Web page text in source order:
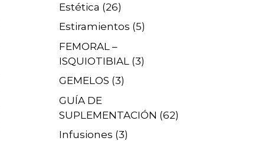
Estética (26)
Estiramientos (5)
FEMORAL –
ISQUIOTIBIAL (3)
GEMELOS (3)
GUÍA DE
SUPLEMENTACIÓN (62)
Infusiones (3)